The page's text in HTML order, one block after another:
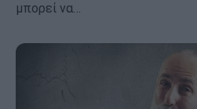
μπορεί να…